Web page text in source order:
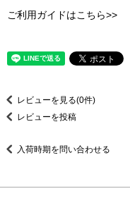
ご利用ガイドはこちら>>
レビューを見る(0件)
レビューを投稿
入荷時期を問い合わせる